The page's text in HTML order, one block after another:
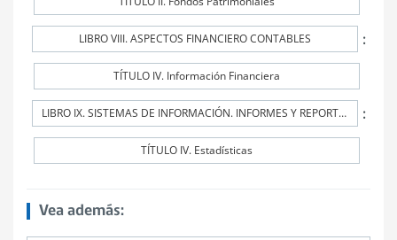
LIBRO VIII. ASPECTOS FINANCIERO CONTABLES :
TÍTULO IV. Información Financiera
LIBRO IX. SISTEMAS DE INFORMACIÓN. INFORMES Y REPORTES :
TÍTULO IV. Estadísticas
Vea además: